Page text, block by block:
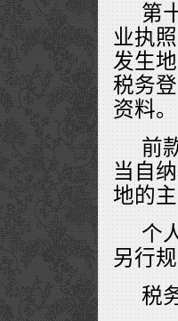
第
业执
发生
税务
资料。
前
当自
地的
个
另行
税